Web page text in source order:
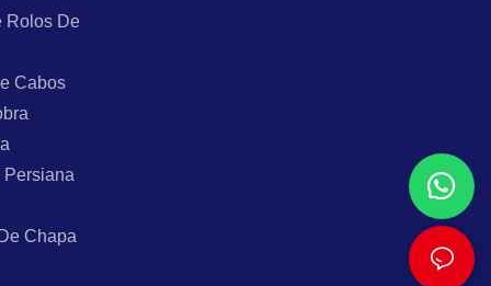
Rolos De
Cabos
Persiana
Chapa